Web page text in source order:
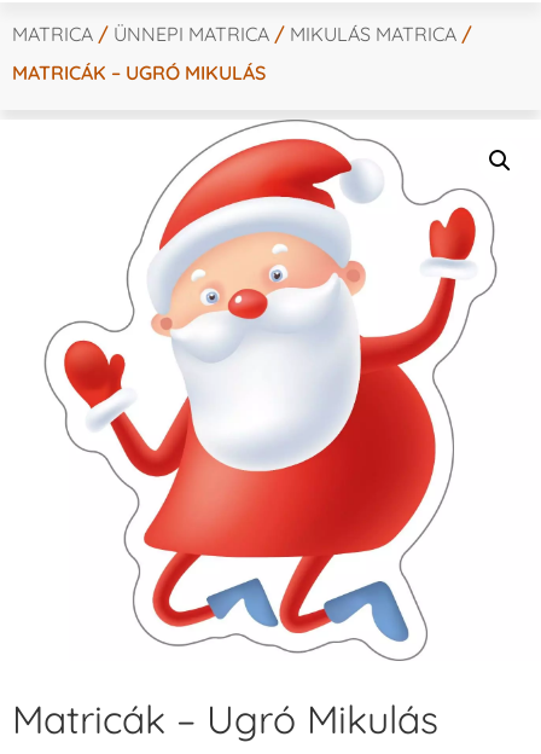
MATRICA / ÜNNEPI MATRICA / MIKULÁS MATRICA /
MATRICÁK – UGRÓ MIKULÁS
Matricák – Ugró Mikulás